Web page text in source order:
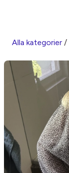
Alla kategorier /